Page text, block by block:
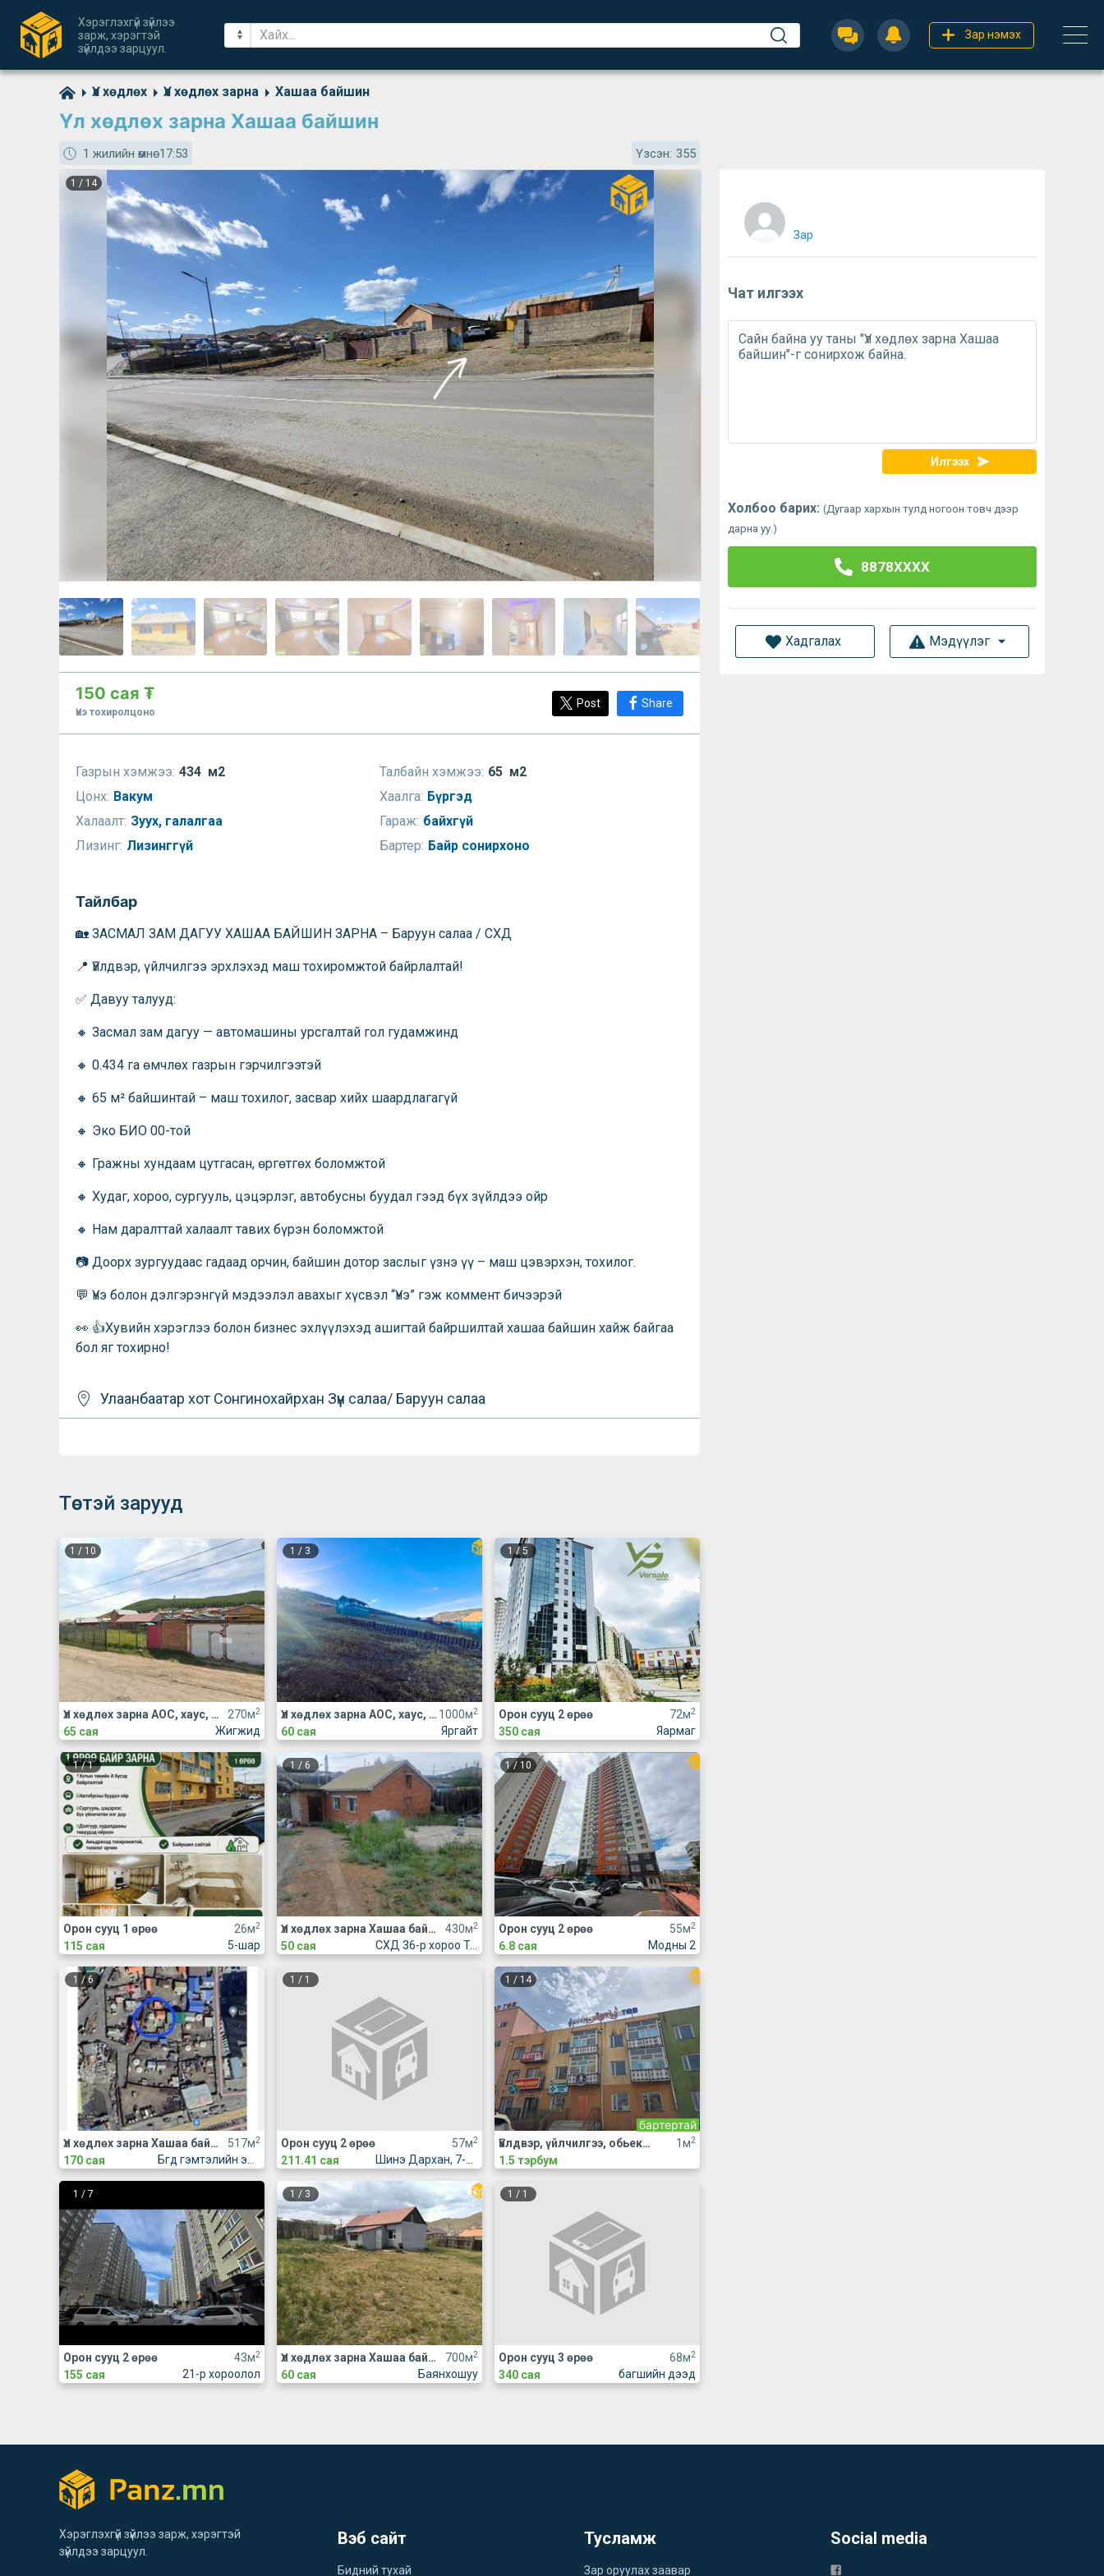
Хэрэглэхгүй зүйлээ
зарж, хэрэгтэй
зүйлдээ зарцуул.
Зар нэмэх
Үл хөдлөх Үл хөдлөх зарна Хашаа байшин
Үл хөдлөх зарна Хашаа байшин
1 жилийн өмнө17:53 Үзсэн: 355
1 / 14
150 сая ₮
Үнэ тохиролцоно
Post Share
Газрын хэмжээ: 434 м2 Талбайн хэмжээ:
65 м2
Цонх: Вакум Хаалга: Бүргэд
Халаалт: Зуух, галалгаа Гараж: байхгүй
Лизинг: Лизинггүй Бартер: Байр сонирхоно
Тайлбар
🏡 ЗАСМАЛ ЗАМ ДАГУУ ХАШАА БАЙШИН ЗАРНА – Баруун салаа / СХД
📍 Үйлдвэр, үйлчилгээ эрхлэхэд маш тохиромжтой байрлалтай!
✅ Давуу талууд:
🔸 Засмал зам дагуу — автомашины урсгалтай гол гудамжинд
🔸 0.434 га өмчлөх газрын гэрчилгээтэй
🔸 65 м² байшинтай – маш тохилог, засвар хийх шаардлагагүй
🔸 Эко БИО 00-той
🔸 Гражны хундаам цутгасан, өргөтгөх боломжтой
🔸 Худаг, хороо, сургууль, цэцэрлэг, автобусны буудал гээд бүх зүйлдээ ойр
🔸 Нам даралттай халаалт тавих бүрэн боломжтой
📷 Доорх зургуудаас гадаад орчин, байшин дотор заслыг үзнэ үү – маш цэвэрхэн, тохилог.
💬 Үнэ болон дэлгэрэнгүй мэдээлэл авахыг хүсвэл “Үнэ” гэж коммент бичээрэй
👀 👍Хувийн хэрэглээ болон бизнес эхлүүлэхэд ашигтай байршилтай хашаа байшин хайж байгаа
бол яг тохирно!
Улаанбаатар хот Сонгинохайрхан Зүүн салаа/ Баруун салаа
Зар
Чат илгээх
Илгээх
Холбоо барих: (Дугаар хархын тулд ногоон товч дээр
дарна уу.)
8878XXXX
Хадгалах Мэдүүлэг
Төстэй зарууд
1 / 10
270м2
Жигжид
Үл хөдлөх зарна АОС, хаус, зуслан
65 сая
1 / 3
1000м2
Яргайт
Үл хөдлөх зарна АОС, хаус, зуслан
60 сая
1/5
72м2
Яармаг
Орон сууц 2 өрөө
350 сая
1/1
26м2
5-шар
Орон сууц 1 өрөө
115 сая
1 / 6
430м2
СХД 36-р хороо Толгойт алтан овоо
Үл хөдлөх зарна Хашаа байшин
50 сая
1/ 10
55м2
Модны 2
Орон сууц 2 өрөө
6.8 сая
1 /6
517м2
Үл хөдлөх зарна Хашаа байшин
170 сая
1 / 1
57м2
Орон сууц 2 өрөө
211.41 сая
1 / 14
бартертай
1м2
Үйлдвэр, үйлчилгээ, обьект Бие даасан объект
1.5 тэрбум
1 / 7
43м2
21-р хороолол
Орон сууц 2 өрөө
155 сая
1 / 3
700м2
Баянхошуу
Үл хөдлөх зарна Хашаа байшин
60 сая
1 / 1
68м2
багшийн дээд
Орон сууц 3 өрөө
340 сая
Хэрэглэхгүй зүйлээ зарж, хэрэгтэй
зүйлдээ зарцуул.
Вэб сайт
Бидний тухай
Тусламж
Зар оруулах заавар
Social media